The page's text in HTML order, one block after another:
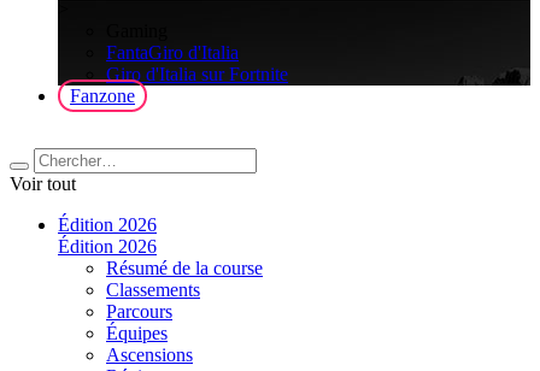
FantaGiro d'Italia
Giro d'Italia sur Fortnite
Fanzone
Voir tout
Édition 2026
Édition 2026
Résumé de la course
Classements
Parcours
Équipes
Ascensions